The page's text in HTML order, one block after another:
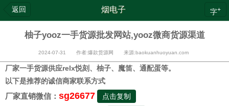
返回 烟电子 字+
柚子yooz一手货源批发网站,yooz微商货源渠道
2024-07-31 作者:爆款货源网 来源:baokuanhuoyuan.com
厂家一手货源供应relx悦刻、柚子、魔笛、通配蛋等。
以下是推荐的诚信商家联系方式
厂家直销微信： sg26677 点击复制